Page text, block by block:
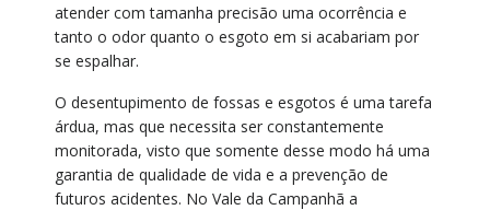
atender com tamanha precisão uma ocorrência e
tanto o odor quanto o esgoto em si acabariam por
se espalhar.
O desentupimento de fossas e esgotos é uma tarefa
árdua, mas que necessita ser constantemente
monitorada, visto que somente desse modo há uma
garantia de qualidade de vida e a prevenção de
futuros acidentes. No Vale da Campanhã a